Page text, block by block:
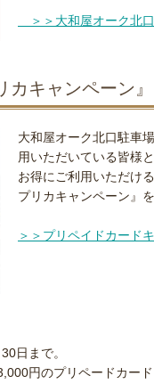
＞＞大和屋オーク北
キャンペーン』
大和屋オーク北口駐車
用いただいている皆様
お得にご利用いただけ
プリカキャンペーン』
＞＞プリペイドカード
日まで。
プリペードカードを